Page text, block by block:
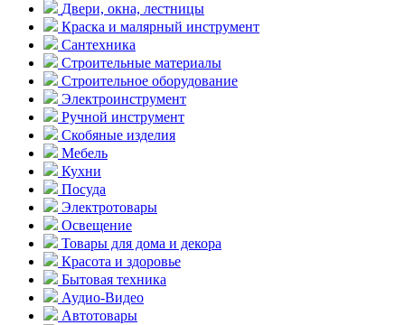
Двери, окна, лестницы
Краска и малярный инструмент
Сантехника
Строительные материалы
Строительное оборудование
Электроинструмент
Ручной инструмент
Скобяные изделия
Мебель
Кухни
Посуда
Электротовары
Освещение
Товары для дома и декора
Красота и здоровье
Бытовая техника
Аудио-Видео
Автотовары